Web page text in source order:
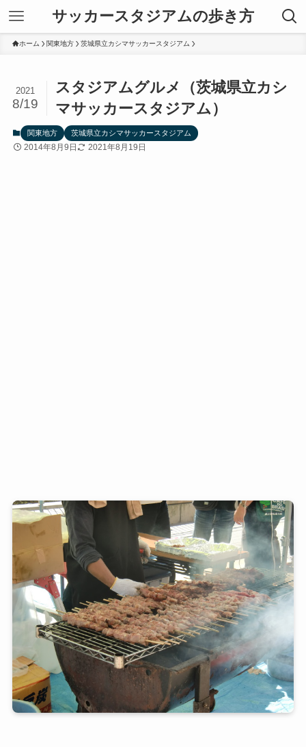
サッカースタジアムの歩き方
ホーム 関東地方 茨城県立カシマサッカースタジアム
スタジアムグルメ（茨城県立カシ
マサッカースタジアム）
2021
8/19
関東地方 茨城県立カシマサッカースタジアム
2014年8月9日 2021年8月19日